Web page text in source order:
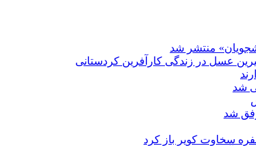
منتشر شد
عسل‌ در زندگی کارآفرین کردستانی
شد
شد
سخاوت کویر باز کرد